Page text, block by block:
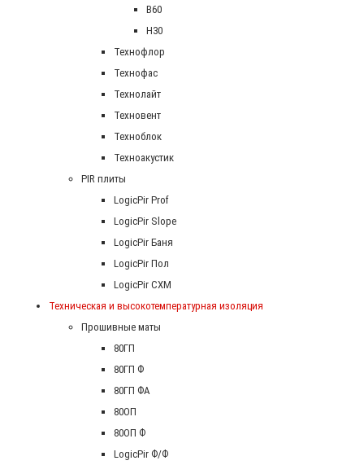
В60
Н30
Технофлор
Технофас
Технолайт
Техновент
Техноблок
Техноакустик
PIR плиты
LogicPir Prof
LogicPir Slope
LogicPir Баня
LogicPir Пол
LogicPir СХМ
Техническая и высокотемпературная изоляция
Прошивные маты
80ГП
80ГП Ф
80ГП ФА
80ОП
80ОП Ф
LogicPir Ф/Ф